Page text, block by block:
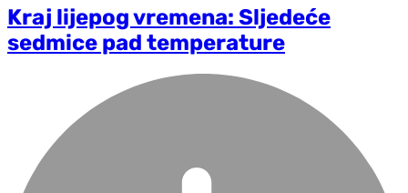
Kraj lijepog vremena: Sljedeće
sedmice pad temperature